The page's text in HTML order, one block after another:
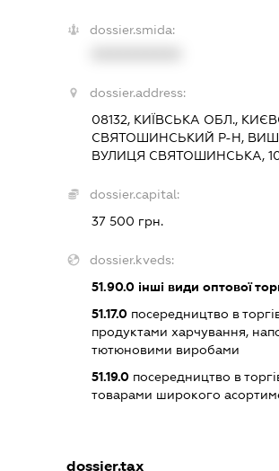
dossier.smida:
dossier.address:
08132, КИЇВСЬКА ОБЛ.,
СВЯТОШИНСЬКИЙ Р-Н,
ВУЛИЦЯ СВЯТОШИНСЬКА,
dossier.capital:
37 500 грн.
dossier.kveds:
51.90.0інші види оптової
51.17.0посередництво в
продуктами харчування,
тютюновими виробами
51.19.0посередництво в
товарами широкого
dossier.tax